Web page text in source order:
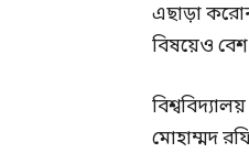
এছাড়া
বিষয়েও বেশ
মোহাম্মদ